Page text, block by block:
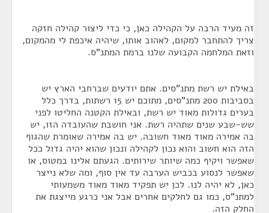
זה מעיד הרבה על הקהילה כאן, כי כדי ליצור קהילה חזקה
צריך להתחבר למקום, לאהוב אותו, שיהיה איכפת לי מהמקום,
וזאת המלחמה הקבועה שלנו ברמת המתנ"ס.
באילת יש רשת מתנ"סים. אתם יודעים שברחבי הארץ יש
בסביבות 200 מתנ"סים, מתוכם יש 15 רשתות, בדרך כלל
בערים גדולות מאוד יש רשת, ובאילת הקטנה החליטו לפני
שש-שבע שנים שתהיה רשת. אני חושבת שהעובדה הזו, יש
בה אמירה מאוד מאוד חשובה. יש בה אמירה שאומרת שהגוף
הזה הוא חשוב והוא נכון לקהילה ונכון שהוא יהיה גדול ככל
שאפשר ויקיף כמה שיותר שירותים. הגעתם אלינו במטוס, או
שאפשר לנסוע בכביש הערבה עד אין סוף, ומה שלא נייצר
כאן, לא יהיה לנו. לכן יש תפקיד מאוד מאוד משמעותי
למתנ"ס, כמו גם לחלקים אחרים אבל אני כרגע מייצגת את
החלק הזה.